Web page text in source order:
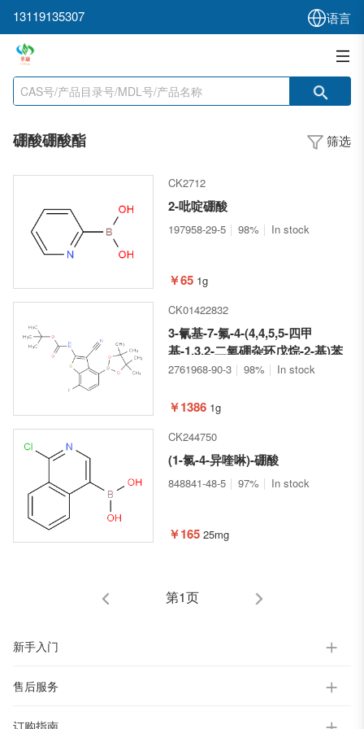
13119135307 语言
硼酸硼酸酯 筛选
CK2712
2-吡啶硼酸
197958-29-5 98% In stock
￥65 1g
CK01422832
3-氰基-7-氟-4-(4,4,5,5-四甲
基-1,3,2-二氧硼杂环戊烷-2-基)苯
并[b]噻吩-2-基)氨基甲酸叔丁酯
2761968-90-3 98% In stock
￥1386 1g
CK244750
(1-氯-4-异喹啉)-硼酸
848841-48-5 97% In stock
￥165 25mg
第1页
新手入门
售后服务